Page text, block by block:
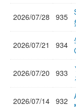
2026/07/28 935
2026/07/21 934
2026/07/20 933
2026/07/14 932